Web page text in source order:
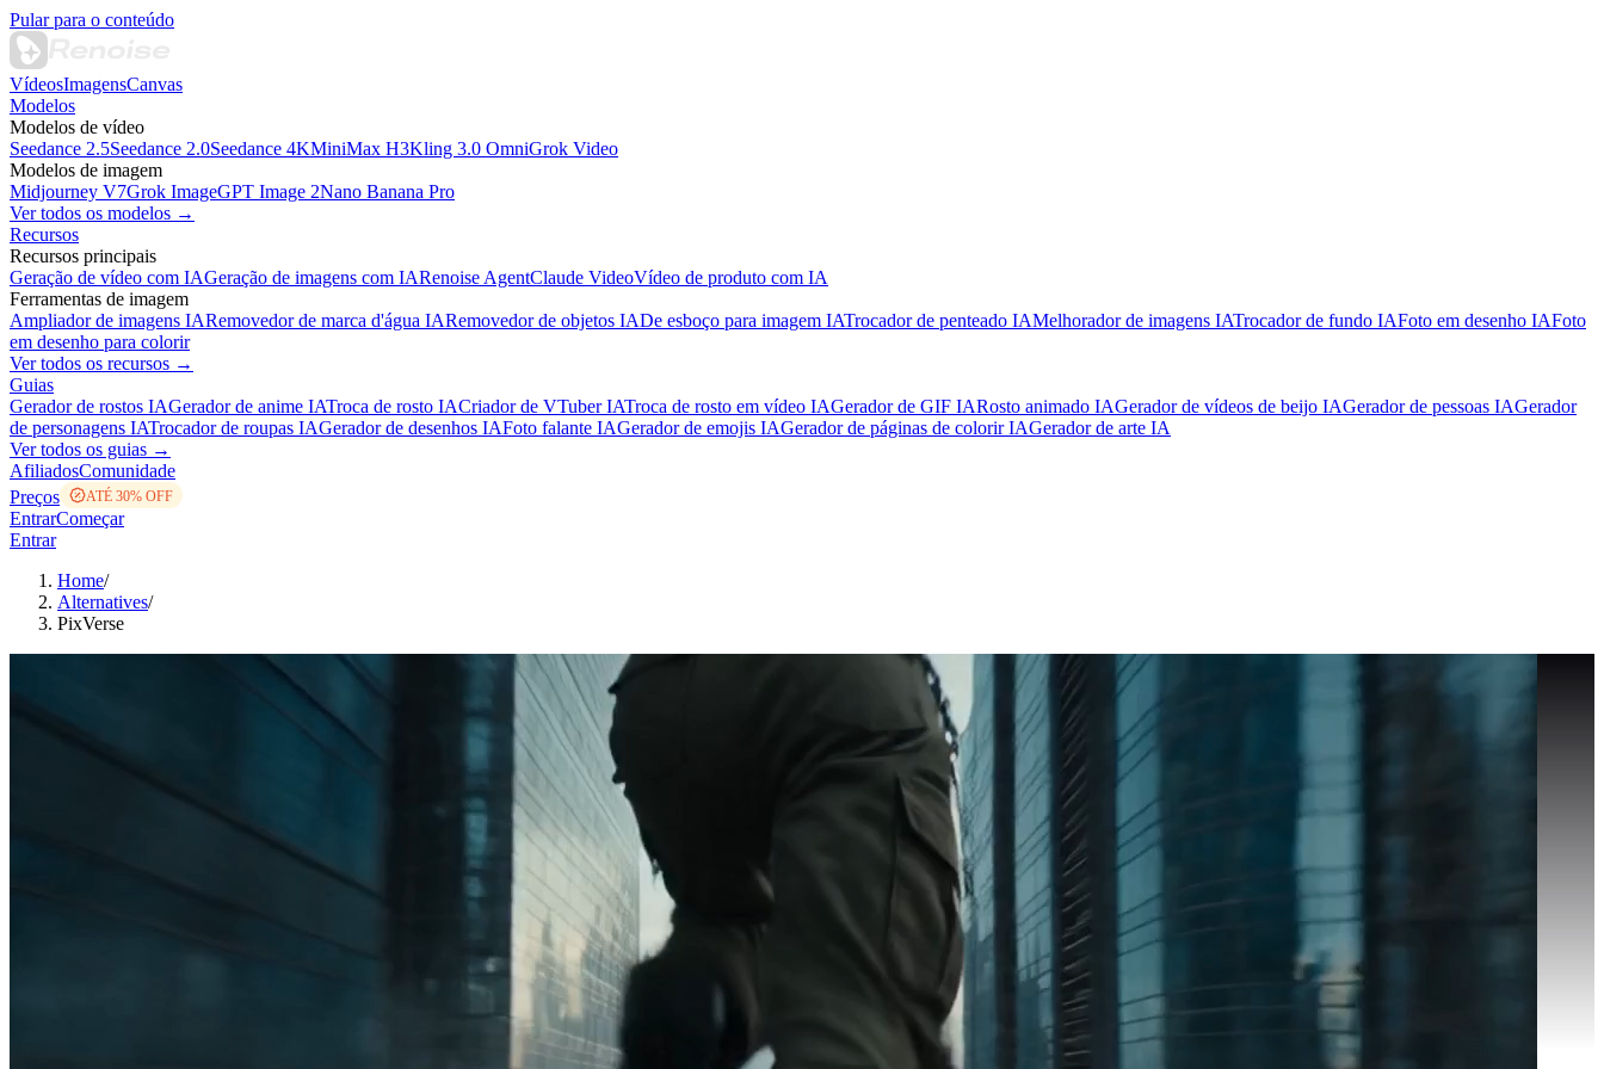
Pular para o conteúdo
VídeosImagensCanvas
Modelos
Modelos de vídeo
Seedance 2.5Seedance 2.0Seedance 4KMiniMax H3Kling 3.0 OmniGrok Video
Modelos de imagem
Midjourney V7Grok ImageGPT Image 2Nano Banana Pro
Ver todos os modelos →
Recursos
Recursos principais
Geração de vídeo com IAGeração de imagens com IARenoise AgentClaude VideoVídeo de produto com IA
Ferramentas de imagem
Ampliador de imagens IARemovedor de marca d'água IARemovedor de objetos IADe esboço para imagem IATrocador de penteado IAMelhorador de imagens IATrocador de fundo IAFoto em desenho IAFoto
em desenho para colorir
Ver todos os recursos →
Guias
Gerador de rostos IAGerador de anime IATroca de rosto IACriador de VTuber IATroca de rosto em vídeo IAGerador de GIF IARosto animado IAGerador de vídeos de beijo IAGerador de pessoas IAGerador
de personagens IATrocador de roupas IAGerador de desenhos IAFoto falante IAGerador de emojis IAGerador de páginas de colorir IAGerador de arte IA
Ver todos os guias →
AfiliadosComunidade
Preços
ATÉ 30% OFF
EntrarComeçar
Entrar
Home/
Alternatives/
PixVerse